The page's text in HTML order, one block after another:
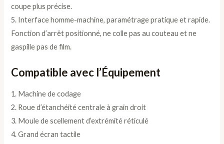
coupe plus précise.
5. Interface homme-machine, paramétrage pratique et rapide.
Fonction d’arrêt positionné, ne colle pas au couteau et ne
gaspille pas de film.
Compatible avec l’Équipement
1. Machine de codage
2. Roue d’étanchéité centrale à grain droit
3. Moule de scellement d’extrémité réticulé
4. Grand écran tactile